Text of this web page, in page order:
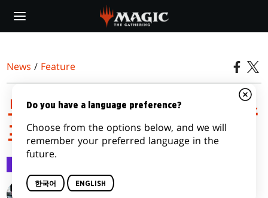
main
News / Feature
모던 호라이즌 프리릴리즈
프라이머
Gavin Verhey
Do you have a language preference?
Choose from the options below, and we will
remember your preferred language in the
future.
한국어 ENGLISH